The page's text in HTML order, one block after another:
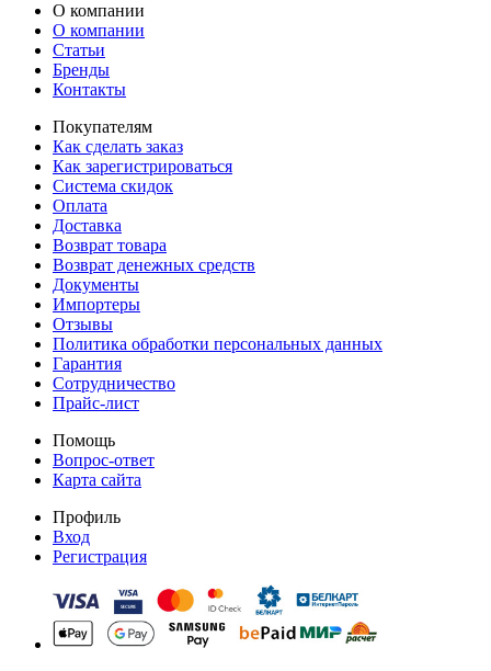
О компании
О компании
Статьи
Бренды
Контакты
Покупателям
Как сделать заказ
Как зарегистрироваться
Система скидок
Оплата
Доставка
Возврат товара
Возврат денежных средств
Документы
Импортеры
Отзывы
Политика обработки персональных данных
Гарантия
Сотрудничество
Прайс-лист
Помощь
Вопрос-ответ
Карта сайта
Профиль
Вход
Регистрация